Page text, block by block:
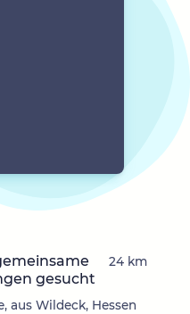
gesucht
aus Wildeck, Hessen
24 km